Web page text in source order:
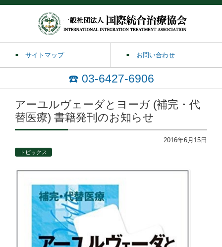
サイトマップ お問い合わせ
☎️ 03-6427-6906
アーユルヴェーダとヨーガ (補完・代
替医療) 書籍発刊のお知らせ
2016年6月15日
トピックス